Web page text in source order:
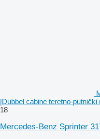
|Dubbel cabine teretno-putnički
18
Mercedes-Benz Sprinter